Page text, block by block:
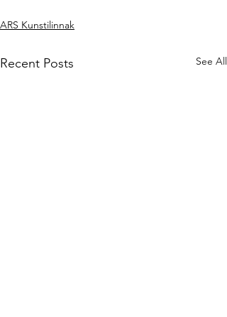
ARS Kunstilinnak
Recent Posts See All